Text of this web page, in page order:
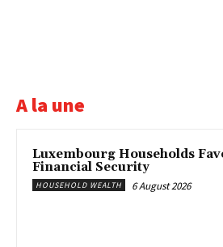
A la une
Luxembourg Households
Financial Security
HOUSEHOLD WEALTH 6 August 2026